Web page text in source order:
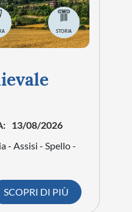
STORIA
13/08/2026
- Assisi - Spello -
SCOPRI DI PIÙ